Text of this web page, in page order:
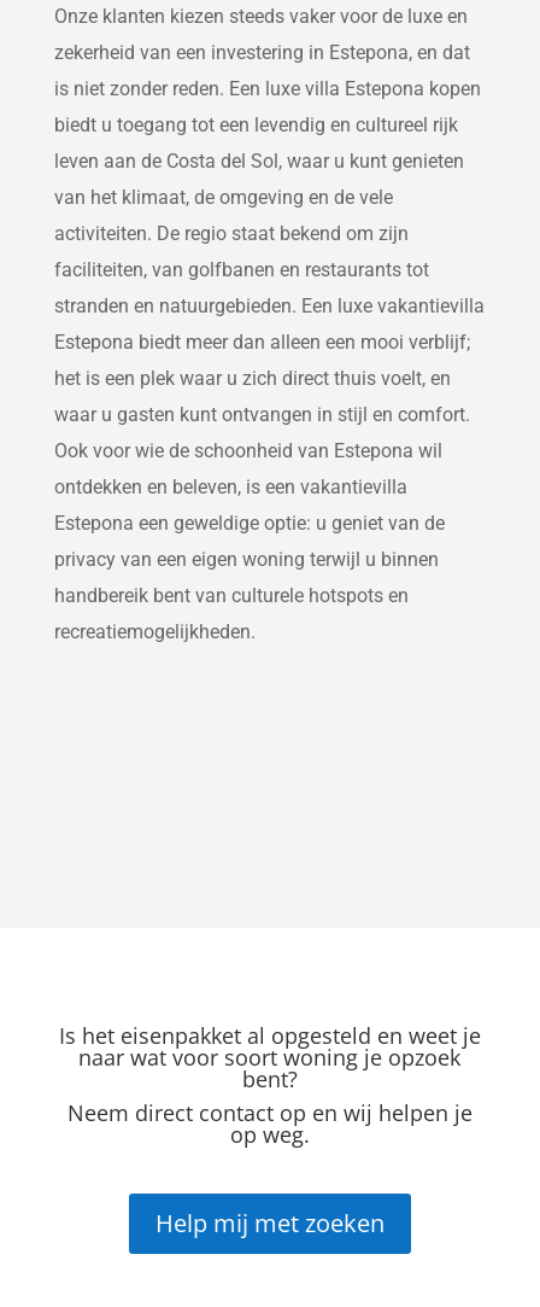
Onze klanten kiezen steeds vaker voor de luxe en
zekerheid van een investering in Estepona, en dat
is niet zonder reden. Een luxe villa Estepona kopen
biedt u toegang tot een levendig en cultureel rijk
leven aan de Costa del Sol, waar u kunt genieten
van het klimaat, de omgeving en de vele
activiteiten. De regio staat bekend om zijn
faciliteiten, van golfbanen en restaurants tot
stranden en natuurgebieden. Een luxe vakantievilla
Estepona biedt meer dan alleen een mooi verblijf;
het is een plek waar u zich direct thuis voelt, en
waar u gasten kunt ontvangen in stijl en comfort.
Ook voor wie de schoonheid van Estepona wil
ontdekken en beleven, is een vakantievilla
Estepona een geweldige optie: u geniet van de
privacy van een eigen woning terwijl u binnen
handbereik bent van culturele hotspots en
recreatiemogelijkheden.
Is het eisenpakket al opgesteld en weet je
naar wat voor soort woning je opzoek
bent?
Neem direct contact op en wij helpen je
op weg.
Help mij met zoeken